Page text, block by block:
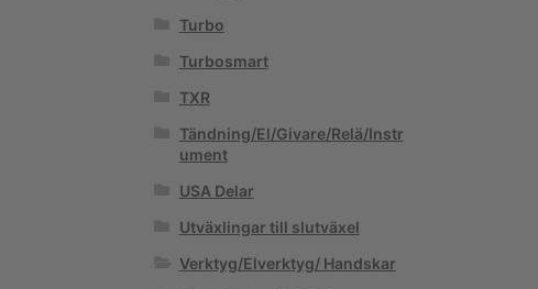
Turbo
Turbosmart
TXR
Tändning/El/Givare/Relä/Instr
ument
USA Delar
Utväxlingar till slutväxel
Verktyg/Elverktyg/ Handskar